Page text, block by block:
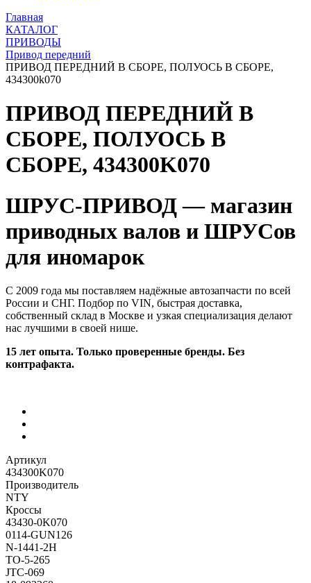
Главная
КАТАЛОГ
ПРИВОДЫ
Привод передний
ПРИВОД ПЕРЕДНИЙ В СБОРЕ, ПОЛУОСЬ В СБОРЕ,
434300k070
ПРИВОД ПЕРЕДНИЙ В
СБОРЕ, ПОЛУОСЬ В
СБОРЕ, 434300K070
ШРУС-ПРИВОД — магазин
приводных валов и ШРУСов
для иномарок
С 2009 года мы поставляем надёжные автозапчасти по всей
России и СНГ. Подбор по VIN, быстрая доставка,
собственный склад в Москве и узкая специализация делают
нас лучшими в своей нише.
15 лет опыта. Только проверенные бренды. Без
контрафакта.
Артикул
434300K070
Производитель
NTY
Кроссы
43430-0K070
0114-GUN126
N-1441-2H
TO-5-265
JTC-069